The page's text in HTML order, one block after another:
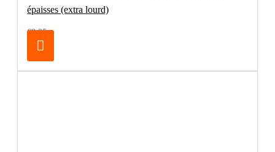
épaisses (extra lourd)
€8.25